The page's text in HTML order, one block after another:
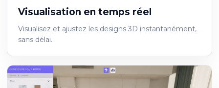
Visualisation en temps réel
Visualisez et ajustez les designs 3D instantanément,
sans délai.